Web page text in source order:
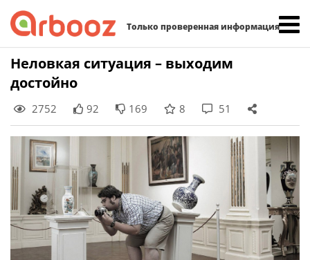
Только проверенная информация
Skip
content
Неловкая ситуация – выходим
достойно
2752 92 169 8 51
Найти: